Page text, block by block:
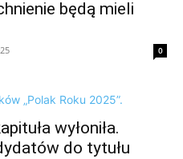
będą mieli
0
wyłoniła.
do tytułu